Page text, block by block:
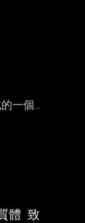
一個
，
體 致 OKX